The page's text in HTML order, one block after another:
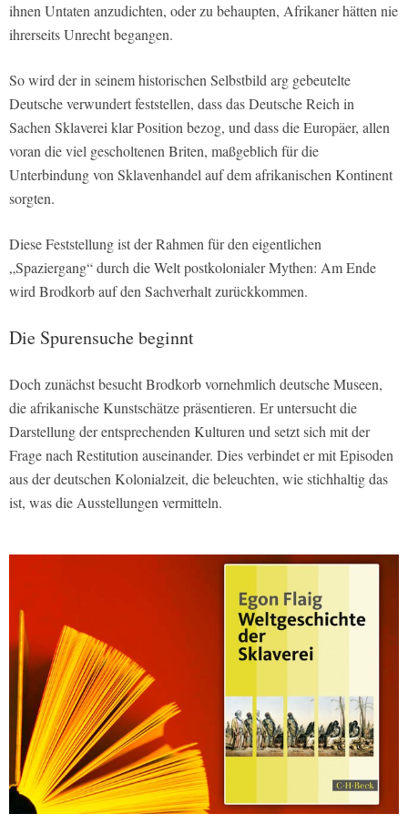
ihnen Untaten anzudichten, oder zu behaupten, Afrikaner hätten nie
ihrerseits Unrecht begangen.
So wird der in seinem historischen Selbstbild arg gebeutelte
Deutsche verwundert feststellen, dass das Deutsche Reich in
Sachen Sklaverei klar Position bezog, und dass die Europäer, allen
voran die viel gescholtenen Briten, maßgeblich für die
Unterbindung von Sklavenhandel auf dem afrikanischen Kontinent
sorgten.
Diese Feststellung ist der Rahmen für den eigentlichen
„Spaziergang“ durch die Welt postkolonialer Mythen: Am Ende
wird Brodkorb auf den Sachverhalt zurückkommen.
Die Spurensuche beginnt
Doch zunächst besucht Brodkorb vornehmlich deutsche Museen,
die afrikanische Kunstschätze präsentieren. Er untersucht die
Darstellung der entsprechenden Kulturen und setzt sich mit der
Frage nach Restitution auseinander. Dies verbindet er mit Episoden
aus der deutschen Kolonialzeit, die beleuchten, wie stichhaltig das
ist, was die Ausstellungen vermitteln.